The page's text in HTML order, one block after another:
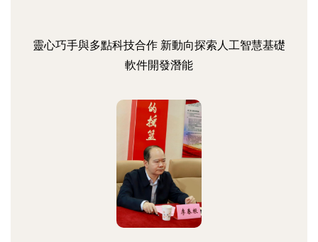
靈心巧手與多點科技合作 新動向探索人工智慧基礎
軟件開發潛能